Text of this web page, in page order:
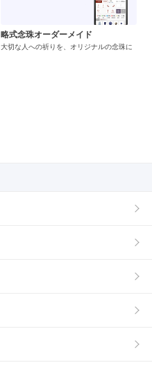
略式念珠オーダーメイド
大切な人への祈りを、オリジナルの念珠に